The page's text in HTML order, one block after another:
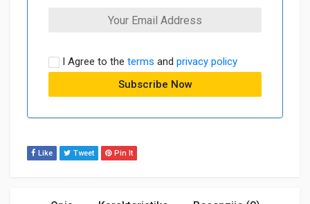
I Agree to the terms and privacy policy
Like Tweet Pin It